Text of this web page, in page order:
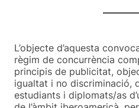
L’objecte d’aquesta
règim de concurrència
principis de publicitat,
igualtat i no discriminació,
estudiants i diplomats/as